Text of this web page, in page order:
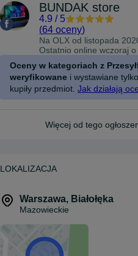
BUNDAK store
4.9 / 5
(64 oceny)
Na OLX od listopada
Ostatnio online wczoraj o
Oceny w kategoriach z
weryfikowane i wystawiane
kupiły przedmiot. Jak działają
Więcej od tego
LOKALIZACJA
Warszawa, Białołęka
Mazowieckie